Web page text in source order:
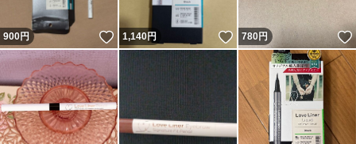
900円 いいね！
1,140円 いいね！
780円